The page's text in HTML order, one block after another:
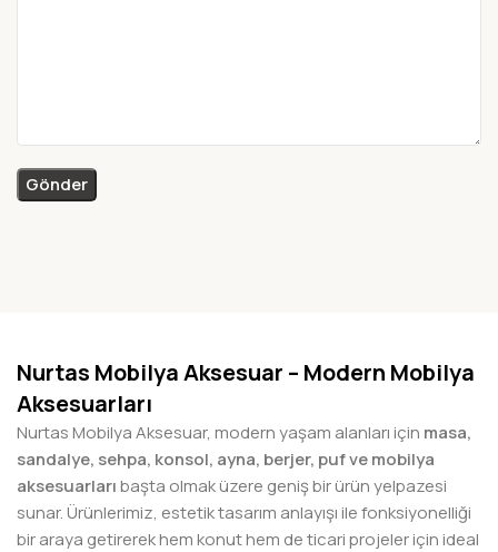
Nurtas Mobilya Aksesuar – Modern Mobilya
Aksesuarları
Nurtas Mobilya Aksesuar, modern yaşam alanları için masa,
sandalye, sehpa, konsol, ayna, berjer, puf ve mobilya
aksesuarlarıbaşta olmak üzere geniş bir ürün yelpazesi
sunar. Ürünlerimiz, estetik tasarım anlayışı ile fonksiyonelliği
bir araya getirerek hem konut hem de ticari projeler için ideal